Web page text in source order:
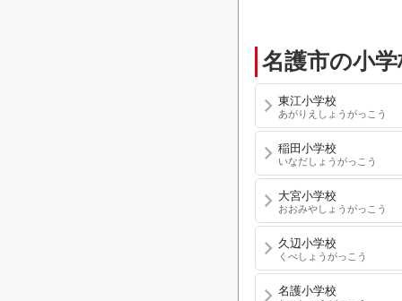
名護市の小
東江小学校
あがりえしょうがっこう
稲田小学校
いなだしょうがっこう
大宮小学校
おおみやしょうがっこう
久辺小学校
くべしょうがっこう
名護小学校